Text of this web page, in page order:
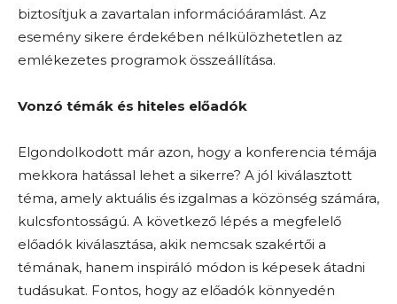
biztosítjuk a zavartalan információáramlást. Az
esemény sikere érdekében nélkülözhetetlen az
emlékezetes programok összeállítása.
Vonzó témák és hiteles előadók
Elgondolkodott már azon, hogy a konferencia témája
mekkora hatással lehet a sikerre? A jól kiválasztott
téma, amely aktuális és izgalmas a közönség számára,
kulcsfontosságú. A következő lépés a megfelelő
előadók kiválasztása, akik nemcsak szakértői a
témának, hanem inspiráló módon is képesek átadni
tudásukat. Fontos, hogy az előadók könnyedén